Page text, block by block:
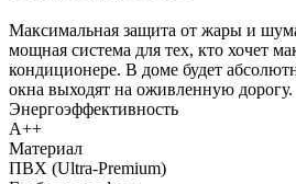
Максимальная защита от жары и
мощная система для тех, кто хочет
кондиционере. В доме будет
окна выходят на оживленную дорогу.
Энергоэффективность
A++
Материал
ПВХ (Ultra-Premium)